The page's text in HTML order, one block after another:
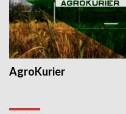
AgroKurier